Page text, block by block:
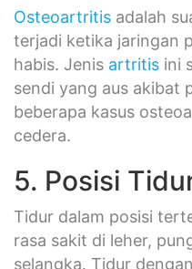
Osteoartritis adalah
terjadi ketika jaringan
habis. Jenis artritis ini
sendi yang aus akibat
beberapa kasus
cedera.
5. Posisi
Tidur dalam posisi
rasa sakit di leher,
selangka. Tidur